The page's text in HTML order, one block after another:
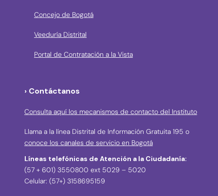
Concejo de Bogotá
Veeduría Distrital
Portal de Contratación a la Vista
› Contáctanos
Consulta aquí los mecanismos de contacto del Instituto
Llama a la línea Distrital de Información Gratuita 195 o
conoce los canales de servicio en Bogotá
Líneas telefónicas de Atención a la Ciudadanía:
(57 + 601) 3550800 ext 5029 – 5020
Celular: (57+) 3158695159